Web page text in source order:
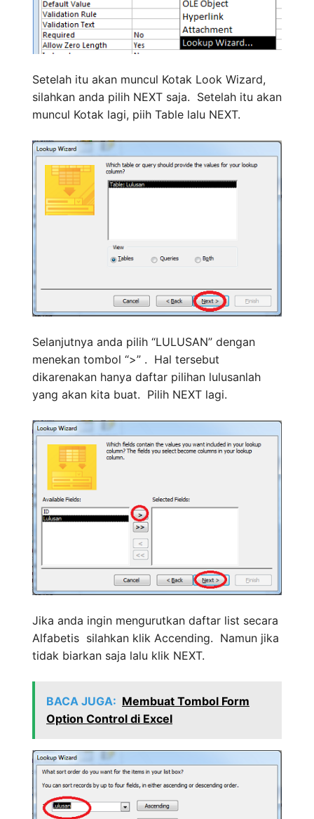
Setelah itu akan muncul Kotak Look Wizard,
silahkan anda pilih NEXT saja. Setelah itu akan
muncul Kotak lagi, piih Table lalu NEXT.
Selanjutnya anda pilih “LULUSAN” dengan
menekan tombol “>” . Hal tersebut
dikarenakan hanya daftar pilihan lulusanlah
yang akan kita buat. Pilih NEXT lagi.
Jika anda ingin mengurutkan daftar list secara
Alfabetis silahkan klik Accending. Namun jika
tidak biarkan saja lalu klik NEXT.
BACA JUGA: Membuat Tombol Form
Option Control di Excel